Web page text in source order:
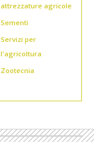
attrezzature agricole
Sementi
Servizi per
l'agricoltura
Zootecnia